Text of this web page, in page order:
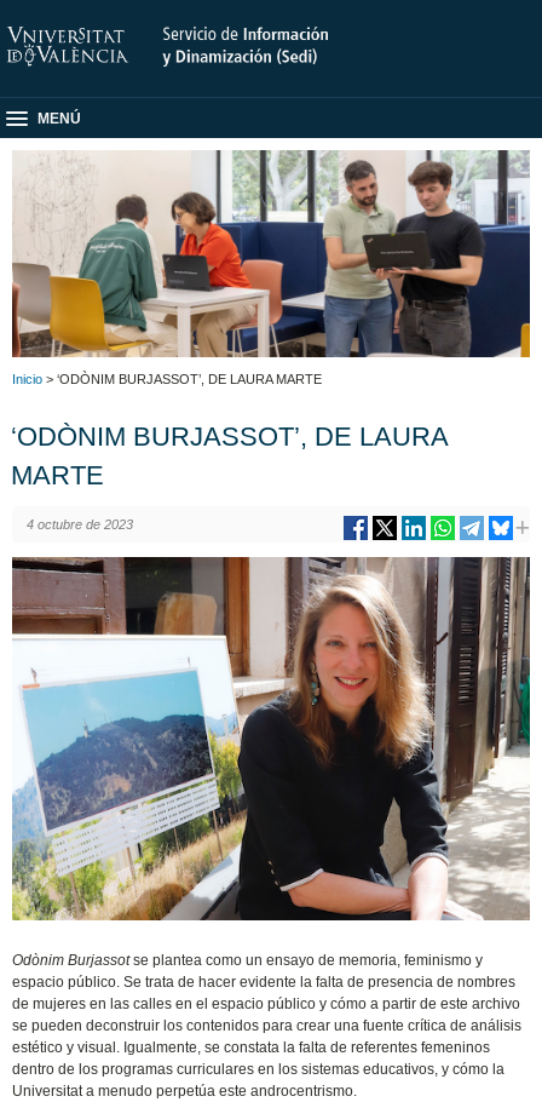
MENÚ
Inicio > ‘ODÒNIM BURJASSOT’, DE LAURA MARTE
‘ODÒNIM BURJASSOT’, DE LAURA
MARTE
4 octubre de 2023
Odònim Burjassotse plantea como un ensayo de memoria, feminismo y
espacio público. Se trata de hacer evidente la falta de presencia de nombres
de mujeres en las calles en el espacio público y cómo a partir de este archivo
se pueden deconstruir los contenidos para crear una fuente crítica de análisis
estético y visual. Igualmente, se constata la falta de referentes femeninos
dentro de los programas curriculares en los sistemas educativos, y cómo la
Universitat a menudo perpetúa este androcentrismo.